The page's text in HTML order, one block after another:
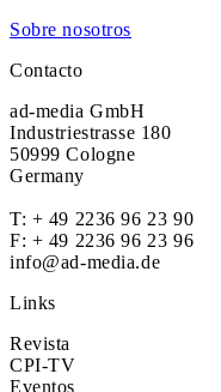
Sobre nosotros
Contacto
ad-media GmbH
Industriestrasse 180
50999 Cologne
Germany
T: + 49 2236 96 23 90
F: + 49 2236 96 23 96
info@ad-media.de
Links
Revista
CPI-TV
Eventos